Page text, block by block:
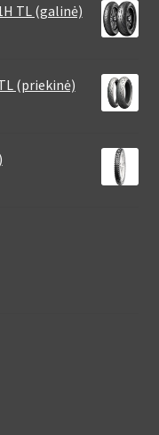
TL (galinė)
(priekinė)